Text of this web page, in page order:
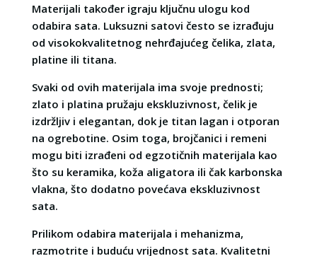
Materijali također igraju ključnu ulogu kod
odabira sata. Luksuzni satovi često se izrađuju
od visokokvalitetnog nehrđajućeg čelika, zlata,
platine ili titana.
Svaki od ovih materijala ima svoje prednosti;
zlato i platina pružaju ekskluzivnost, čelik je
izdržljiv i elegantan, dok je titan lagan i otporan
na ogrebotine. Osim toga, brojčanici i remeni
mogu biti izrađeni od egzotičnih materijala kao
što su keramika, koža aligatora ili čak karbonska
vlakna, što dodatno povećava ekskluzivnost
sata.
Prilikom odabira materijala i mehanizma,
razmotrite i buduću vrijednost sata. Kvalitetni